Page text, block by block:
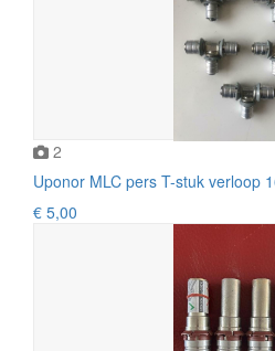
2
Uponor MLC pers T-stuk verloop
€ 5,00